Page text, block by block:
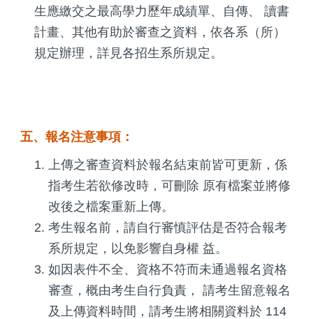
生應繳交之最高學力歷年成績單、自傳、 讀書
計畫、其他有助於審查之資料，依各系（所）
規定辦理，詳見各招生系所規定。
五、報名注意事項：
上傳之審查資料於報名結束前皆可更新，係
指考生若欲修改時，可刪除 原有檔案並將修
改後之檔案重新上傳。
考生報名前，請自行審慎評估是否符合報考
系所規定，以免影響自身權 益。
如因表件不全、資格不符而未通過報名資格
審查，概由考生自行負責， 請考生留意報名
及上傳資料時間，請考生將相關資料於 114